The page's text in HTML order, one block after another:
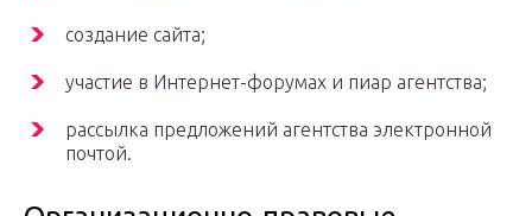
создание сайта;
участие в Интернет-форумах и пиар агентства;
рассылка предложений агентства электронной
почтой.